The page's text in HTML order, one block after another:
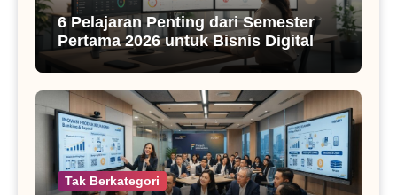
6 Pelajaran Penting dari Semester
Pertama 2026 untuk Bisnis Digital
Tak Berkategori